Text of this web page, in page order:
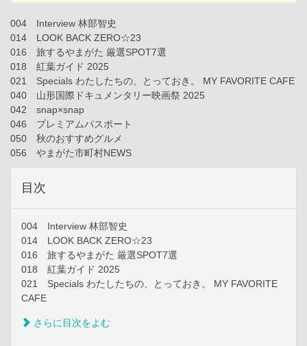
004 Interview 林部智史
014 LOOK BACK ZERO☆23
016 旅するやまがた 厳選SPOT7選
018 紅葉ガイド 2025
021 Specials わたしたちの、とっておき。 MY FAVORITE CAFE
040 山形国際ドキュメンタリー映画祭 2025
042 snap×snap
046 プレミアムパスポート
050 秋のおすすめグルメ
056 やまがた市町村NEWS
目次
004 Interview 林部智史
014 LOOK BACK ZERO☆23
016 旅するやまがた 厳選SPOT7選
018 紅葉ガイド 2025
021 Specials わたしたちの、とっておき。 MY FAVORITE
CAFE
さらに目次をよむ